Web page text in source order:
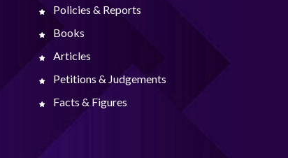
Policies & Reports
Books
Articles
Petitions & Judgements
Facts & Figures